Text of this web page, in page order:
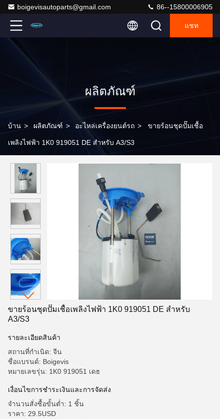
boigevisautoparts@gmail.com 86--15800006905
แชท
ผลิตภัณฑ์
บ้าน > ผลิตภัณฑ์ > อะไหล่เครื่องยนต์รถ > ขายร้อนชุดปั๊มเชื้อ
เพลิงไฟฟ้า 1K0 919051 DE สำหรับ A3/S3
ขายร้อนชุดปั๊มเชื้อเพลิงไฟฟ้า 1K0 919051 DE สำหรับ
A3/S3
รายละเอียดสินค้า
สถานที่กำเนิด: จีน
ชื่อแบรนด์: Boigevis
หมายเลขรุ่น: 1K0 919051 เดธ
เงื่อนไขการชำระเงินและการจัดส่ง
จำนวนสั่งซื้อขั้นต่ำ: 1 ชิ้น
ราคา: 29.5USD